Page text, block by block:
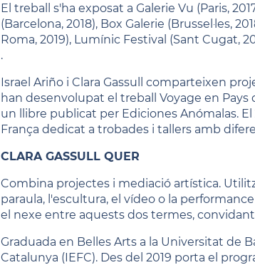
El treball s'ha exposat a Galerie Vu (Paris,
(Barcelona, 2018), Box Galerie (Brussel·les,
Roma, 2019), Lumínic Festival (Sant Cugat,
.
Israel Ariño i Clara Gassull comparteixen
han desenvolupat el treball Voyage en
un llibre publicat per Ediciones Anómalas.
França dedicat a trobades i tallers amb
CLARA GASSULL QUER
Combina projectes i mediació artística.
paraula, l'escultura, el vídeo o la
el nexe entre aquests dos termes,
Graduada en Belles Arts a la Universitat de
Catalunya (IEFC). Des del 2019 porta el